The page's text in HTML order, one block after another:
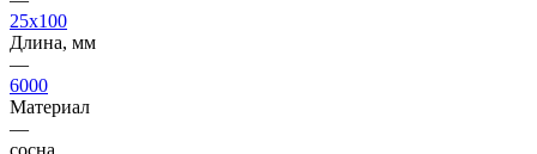
25x100
Длина, мм
—
6000
Материал
—
сосна